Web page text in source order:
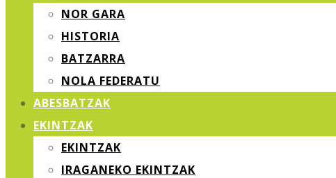
NOR GARA
HISTORIA
BATZARRA
NOLA FEDERATU
ABESBATZAK
EKINTZAK
EKINTZAK
IRAGANEKO EKINTZAK